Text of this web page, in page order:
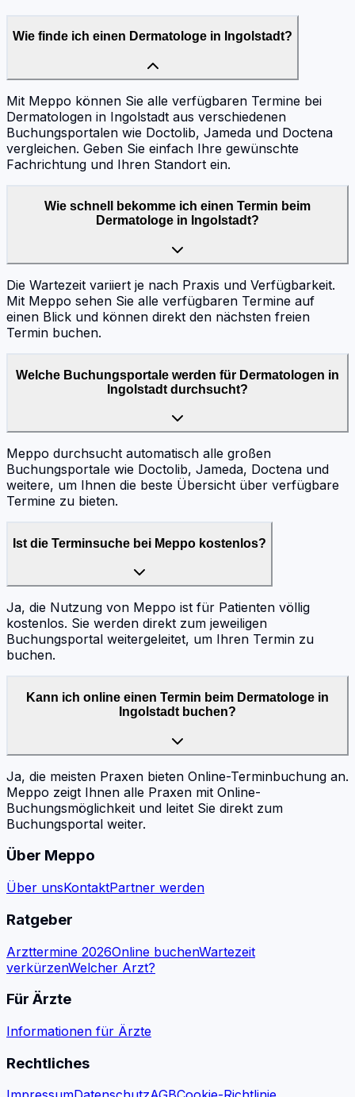
Wie finde ich einen Dermatologe in Ingolstadt?
Mit Meppo können Sie alle verfügbaren Termine bei
Dermatologen in Ingolstadt aus verschiedenen
Buchungsportalen wie Doctolib, Jameda und Doctena
vergleichen. Geben Sie einfach Ihre gewünschte
Fachrichtung und Ihren Standort ein.
Wie schnell bekomme ich einen Termin beim
Dermatologe in Ingolstadt?
Die Wartezeit variiert je nach Praxis und Verfügbarkeit.
Mit Meppo sehen Sie alle verfügbaren Termine auf
einen Blick und können direkt den nächsten freien
Termin buchen.
Welche Buchungsportale werden für Dermatologen in
Ingolstadt durchsucht?
Meppo durchsucht automatisch alle großen
Buchungsportale wie Doctolib, Jameda, Doctena und
weitere, um Ihnen die beste Übersicht über verfügbare
Termine zu bieten.
Ist die Terminsuche bei Meppo kostenlos?
Ja, die Nutzung von Meppo ist für Patienten völlig
kostenlos. Sie werden direkt zum jeweiligen
Buchungsportal weitergeleitet, um Ihren Termin zu
buchen.
Kann ich online einen Termin beim Dermatologe in
Ingolstadt buchen?
Ja, die meisten Praxen bieten Online-Terminbuchung an.
Meppo zeigt Ihnen alle Praxen mit Online-
Buchungsmöglichkeit und leitet Sie direkt zum
Buchungsportal weiter.
Über Meppo
Über unsKontaktPartner werden
Ratgeber
Arzttermine 2026Online buchenWartezeit
verkürzenWelcher Arzt?
Für Ärzte
Informationen für Ärzte
Rechtliches